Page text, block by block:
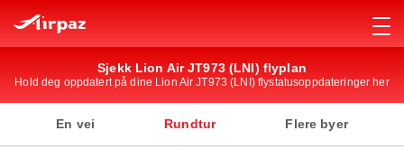
Sjekk Lion Air JT973 (LNI) flyplan
Hold deg oppdatert på dine Lion Air JT973 (LNI) flystatusoppdateringer her
En vei Rundtur Flere byer